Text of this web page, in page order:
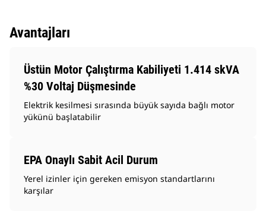
Avantajları
Üstün Motor Çalıştırma Kabiliyeti 1.414 skVA
%30 Voltaj Düşmesinde
Elektrik kesilmesi sırasında büyük sayıda bağlı motor
yükünü başlatabilir
EPA Onaylı Sabit Acil Durum
Yerel izinler için gereken emisyon standartlarını
karşılar